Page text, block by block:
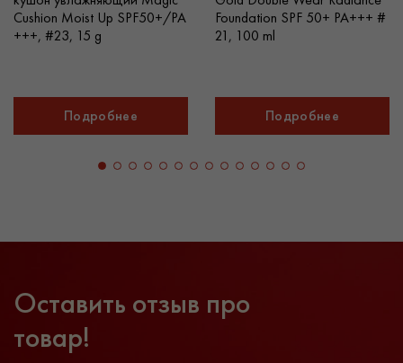
Cushion Moist Up SPF50+/PA
+++, #23, 15 g
Подробнее
Foundation SPF 50+ PA+++ #
21, 100 ml
Подробнее
Оставить отзыв про
товар!